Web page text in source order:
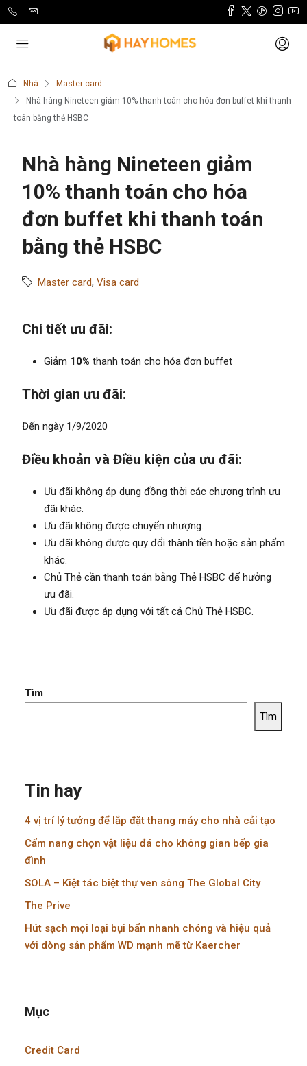
Nhà
Master card
Nhà hàng Nineteen giảm 10% thanh toán cho hóa đơn buffet khi thanh
toán bằng thẻ HSBC
Nhà hàng Nineteen giảm
10% thanh toán cho hóa
đơn buffet khi thanh toán
bằng thẻ HSBC
Master card, Visa card
Chi tiết ưu đãi:
Giảm 10% thanh toán cho hóa đơn buffet
Thời gian ưu đãi:
Đến ngày 1/9/2020
Điều khoản và Điều kiện của ưu đãi:
Ưu đãi không áp dụng đồng thời các chương trình ưu
đãi khác.
Ưu đãi không được chuyển nhượng.
Ưu đãi không được quy đổi thành tiền hoặc sản phẩm
khác.
Chủ Thẻ cần thanh toán bằng Thẻ HSBC để hưởng
ưu đãi.
Ưu đãi được áp dụng với tất cả Chủ Thẻ HSBC.
Tìm
Tìm
Tin hay
4 vị trí lý tưởng để lắp đặt thang máy cho nhà cải tạo
Cẩm nang chọn vật liệu đá cho không gian bếp gia
đình
SOLA – Kiệt tác biệt thự ven sông The Global City
The Prive
Hút sạch mọi loại bụi bẩn nhanh chóng và hiệu quả
với dòng sản phẩm WD mạnh mẽ từ Kaercher
Mục
Credit Card